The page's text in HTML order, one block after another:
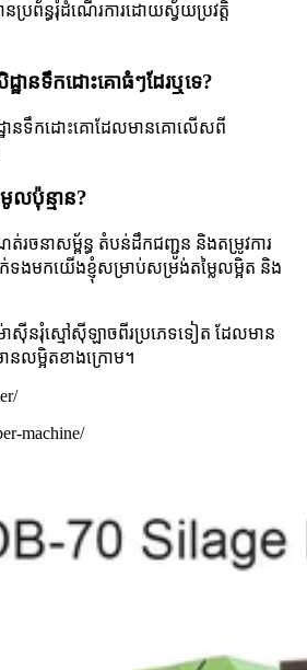
រព័ន្ធរុំដំណើរការដោយស្វ័យប្រវត្តិ
ឋានទឹកដោះគោធំៗដែរឬទេ?
ានទឹកដោះគោដែលមានគោលើសពី
មូលប៉ុន្មាន?
ត់រចនាសម្ព័ន្ធ តំបន់ដឹកជញ្ជូន និងតម្រូវការ
ងមកយើងខ្ញុំសម្រាប់សម្រង់តម្លៃលម្អិត និង
ស៊ីនរុំស្មៅស៊ីឡាចពីរប្រភេទទៀត ដែលមាន
នលម្អិតខាងក្រោម។
machine/